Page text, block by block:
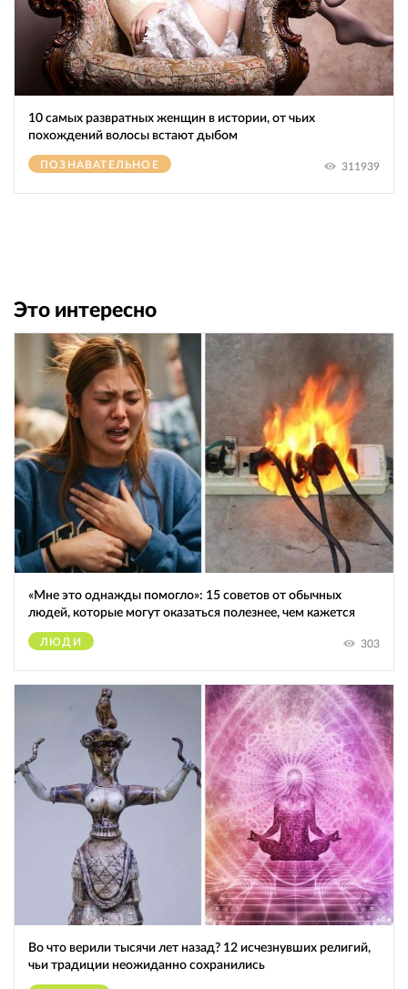
10 самых развратных женщин в истории, от чьих
похождений волосы встают дыбом
ПОЗНАВАТЕЛЬНОЕ 311939
Это интересно
«Мне это однажды помогло»: 15 советов от обычных
людей, которые могут оказаться полезнее, чем кажется
ЛЮДИ 303
Во что верили тысячи лет назад? 12 исчезнувших религий,
чьи традиции неожиданно сохранились